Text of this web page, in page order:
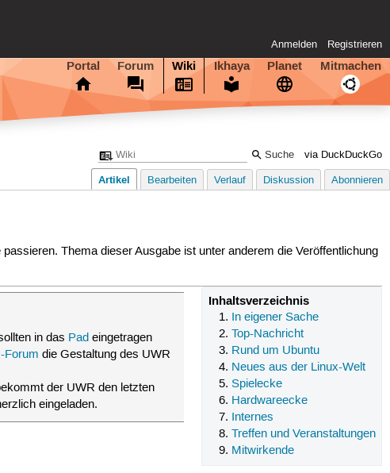
Anmelden Registrieren
Portal Forum Wiki Ikhaya Planet Mitmachen
via DuckDuckGo
Artikel Bearbeiten Verlauf Diskussion Abonnieren
Thema dieser Ausgabe ist unter anderem die Veröffentlichung
Inhaltsverzeichnis
In eigener Sache
Top-Nachricht
Rund um Ubuntu
Neues aus der Linux-Welt
Spielecke
Hardwareecke
Internes
Treffen und Veranstaltungen
Mitwirkende
in das Pad eingetragen
Forum die Gestaltung des UWR
der UWR den letzten
eingeladen.